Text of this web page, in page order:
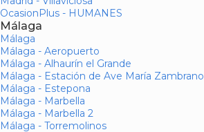
OcasionPlus - HUMANES
Málaga
Málaga
Málaga - Aeropuerto
Málaga - Alhaurín el Grande
Málaga - Estación de Ave María Zambrano
Málaga - Estepona
Málaga - Marbella
Málaga - Marbella 2
Málaga - Torremolinos